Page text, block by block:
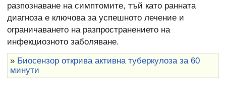
разпознаване на симптомите, тъй като ранната
диагноза е ключова за успешното лечение и
ограничаването на разпространението на
инфекциозното заболяване.
» Биосензор открива активна туберкулоза за 60
минути